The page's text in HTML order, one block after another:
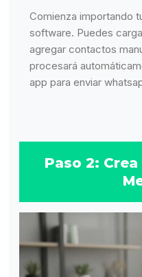
Comienza importando
software. Puedes
agregar contactos
procesará
app para enviar
Paso 2: